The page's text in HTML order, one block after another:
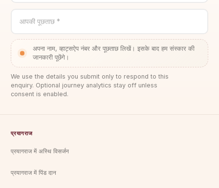
आपकी पूछताछ *
अपना नाम, व्हाट्सऐप नंबर और पूछताछ लिखें। इसके बाद हम संस्कार की
जानकारी पूछेंगे।
We use the details you submit only to respond to this
enquiry. Optional journey analytics stay off unless
consent is enabled.
प्रयागराज
प्रयागराज में अस्थि विसर्जन
प्रयागराज में पिंड दान